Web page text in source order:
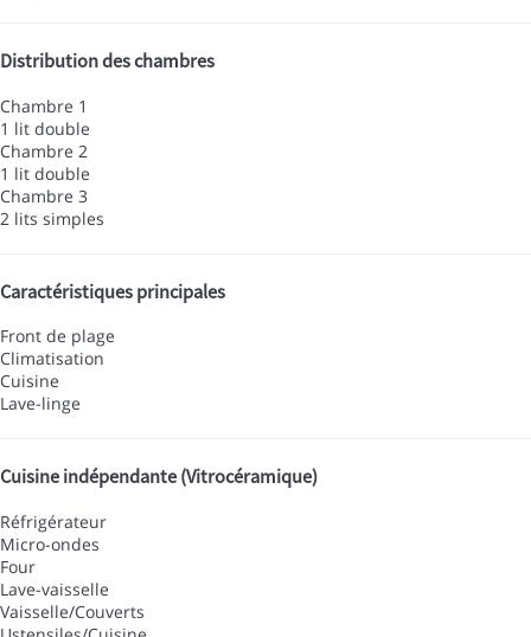
Distribution des chambres
Chambre 1
1 lit double
Chambre 2
1 lit double
Chambre 3
2 lits simples
Caractéristiques principales
Front de plage
Climatisation
Cuisine
Lave-linge
Cuisine indépendante (Vitrocéramique)
Réfrigérateur
Micro-ondes
Four
Lave-vaisselle
Vaisselle/Couverts